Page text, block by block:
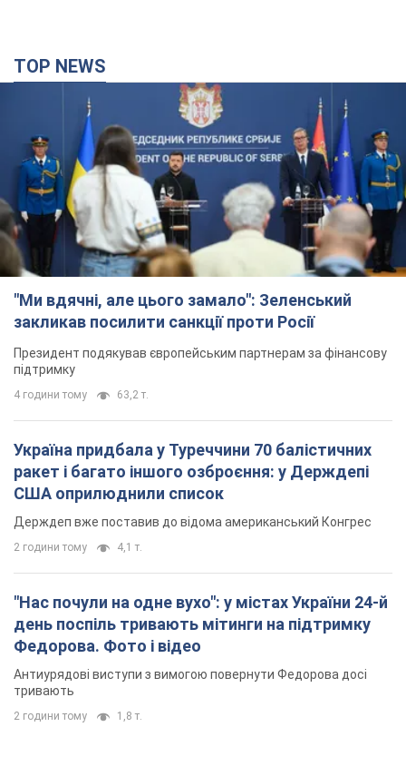
TOP NEWS
"Ми вдячні, але цього замало": Зеленський
закликав посилити санкції проти Росії
Президент подякував європейським партнерам за фінансову
підтримку
4 години тому 63,2 т.
Україна придбала у Туреччини 70 балістичних
ракет і багато іншого озброєння: у Держдепі
США оприлюднили список
Держдеп вже поставив до відома американський Конгрес
2 години тому 4,1 т.
"Нас почули на одне вухо": у містах України 24-й
день поспіль тривають мітинги на підтримку
Федорова. Фото і відео
Антиурядові виступи з вимогою повернути Федорова досі
тривають
2 години тому 1,8 т.